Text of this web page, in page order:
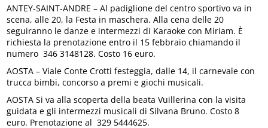
ANTEY-SAINT-ANDRE – Al padiglione del centro sportivo va in
scena, alle 20, la Festa in maschera. Alla cena delle 20
seguiranno le danze e intermezzi di Karaoke con Miriam. È
richiesta la prenotazione entro il 15 febbraio chiamando il
numero 346 3148128. Costo 16 euro.
AOSTA – Viale Conte Crotti festeggia, dalle 14, il carnevale con
trucca bimbi, concorso a premi e giochi musicali.
AOSTA Si va alla scoperta della beata Vuillerina con la visita
guidata e gli intermezzi musicali di Silvana Bruno. Costo 8
euro. Prenotazione al 329 5444625.